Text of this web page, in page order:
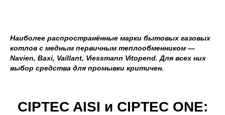
Наиболее распространённые марки бытовых газовых
котлов с медным первичным теплообменником —
Navien, Baxi, Vaillant, Viessmann Vitopend. Для всех них
выбор средства для промывки критичен.
CIPTEC AISI и CIPTEC ONE: